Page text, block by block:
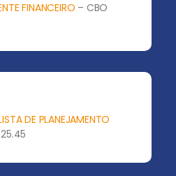
FINANCEIRO – CBO
DE PLANEJAMENTO